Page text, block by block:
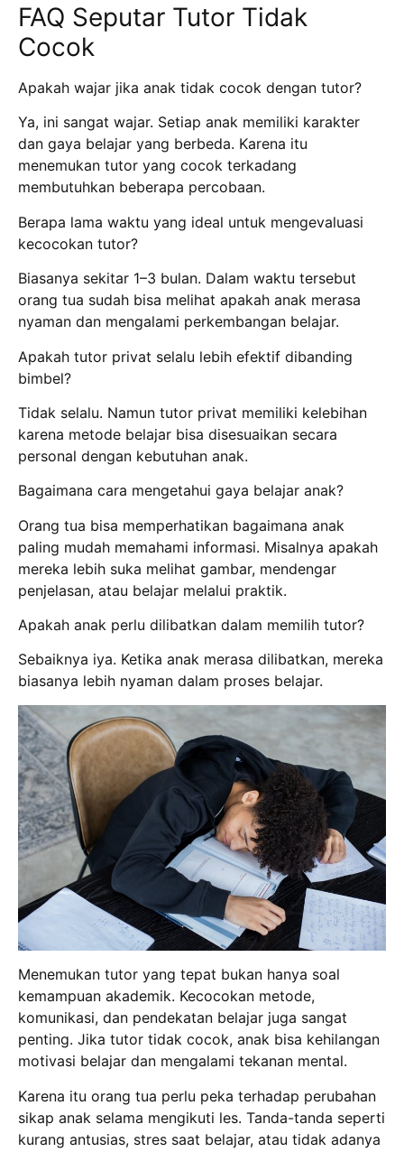
FAQ Seputar Tutor Tidak
Cocok
Apakah wajar jika anak tidak cocok dengan tutor?
Ya, ini sangat wajar. Setiap anak memiliki karakter
dan gaya belajar yang berbeda. Karena itu
menemukan tutor yang cocok terkadang
membutuhkan beberapa percobaan.
Berapa lama waktu yang ideal untuk mengevaluasi
kecocokan tutor?
Biasanya sekitar 1–3 bulan. Dalam waktu tersebut
orang tua sudah bisa melihat apakah anak merasa
nyaman dan mengalami perkembangan belajar.
Apakah tutor privat selalu lebih efektif dibanding
bimbel?
Tidak selalu. Namun tutor privat memiliki kelebihan
karena metode belajar bisa disesuaikan secara
personal dengan kebutuhan anak.
Bagaimana cara mengetahui gaya belajar anak?
Orang tua bisa memperhatikan bagaimana anak
paling mudah memahami informasi. Misalnya apakah
mereka lebih suka melihat gambar, mendengar
penjelasan, atau belajar melalui praktik.
Apakah anak perlu dilibatkan dalam memilih tutor?
Sebaiknya iya. Ketika anak merasa dilibatkan, mereka
biasanya lebih nyaman dalam proses belajar.
Menemukan tutor yang tepat bukan hanya soal
kemampuan akademik. Kecocokan metode,
komunikasi, dan pendekatan belajar juga sangat
penting. Jika tutor tidak cocok, anak bisa kehilangan
motivasi belajar dan mengalami tekanan mental.
Karena itu orang tua perlu peka terhadap perubahan
sikap anak selama mengikuti les. Tanda-tanda seperti
kurang antusias, stres saat belajar, atau tidak adanya